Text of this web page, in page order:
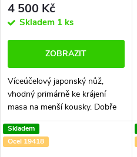
4 500 Kč
Skladem 1 ks
ZOBRAZIT
Víceúčelový japonský nůž,
vhodný primárně ke krájení
masa na menší kousky. Dobře
si poradí s tužšími částmi, jako
jsou třeba vazy a šlachy, lze jej
ovšem spolehlivě využít i u...
Skladem
Ocel 19418